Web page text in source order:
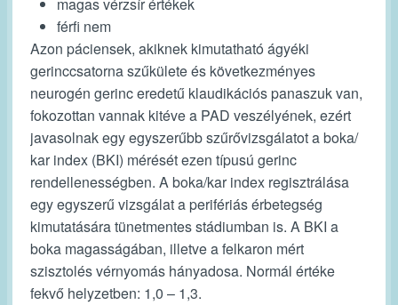
férfi nem
Azon páciensek, akiknek kimutatható ágyéki
gerinccsatorna szűkülete és következményes
neurogén gerinc eredetű klaudikációs panaszuk van,
fokozottan vannak kitéve a PAD veszélyének, ezért
javasolnak egy egyszerűbb szűrővizsgálatot aboka/
kar index (BKI) mérését ezen típusú gerinc
rendellenességben. A boka/kar index regisztrálása
egy egyszerű vizsgálat a perifériás érbetegség
kimutatására tünetmentes stádiumban is. A BKI a
boka magasságában, illetve a felkaron mért
szisztolés vérnyomás hányadosa. Normál értéke
fekvő helyzetben: 1,0 – 1,3.